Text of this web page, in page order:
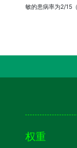
敏的患病率为2/15
权重